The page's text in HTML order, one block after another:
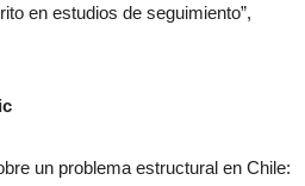
en estudios de seguimiento”,
un problema estructural en Chile: